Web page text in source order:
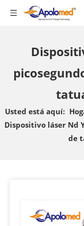
Usted está aquí:
Dispositivo láser Nd
de